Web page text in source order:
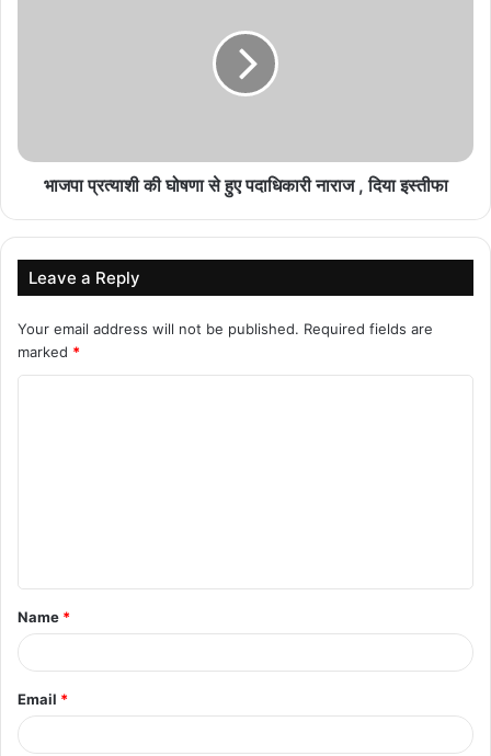
भाजपा प्रत्याशी की घोषणा से हुए पदाधिकारी नाराज , दिया इस्तीफा
Leave a Reply
Your email address will not be published. Required fields are
marked *
t
*
Name *
Email *